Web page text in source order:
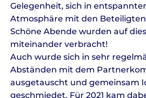
Gelegenheit, sich in
Atmosphäre mit den
Schöne Abende wurden auf
miteinander verbracht!
Auch wurde sich in sehr
Abständen mit dem
ausgetauscht und gemeinsam
geschmiedet. Für 2021 kam